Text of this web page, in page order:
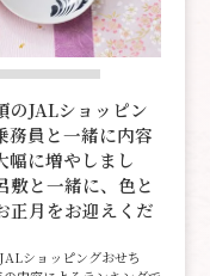
のJALショッピン
務員と一緒に内容
幅に増やしまし
敷と一緒に、色と
正月をお迎えくだ
ショッピングおせち